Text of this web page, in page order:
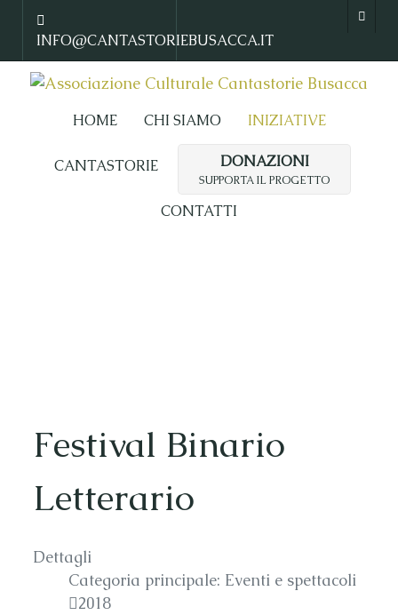
INFO@CANTASTORIEBUSACCA.IT
HOME CHI SIAMO INIZIATIVE
CANTASTORIE DONAZIONI
SUPPORTA IL PROGETTO
CONTATTI
Festival Binario
Letterario
Dettagli
Categoria principale: Eventi e spettacoli
2018